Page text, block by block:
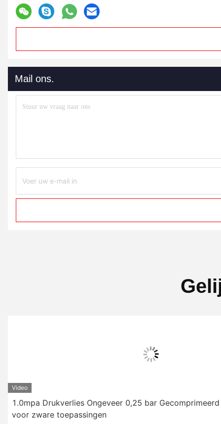
Mail ons.
Video
1.0mpa Drukverlies Ongeveer 0,25 bar
voor zware toepassingen